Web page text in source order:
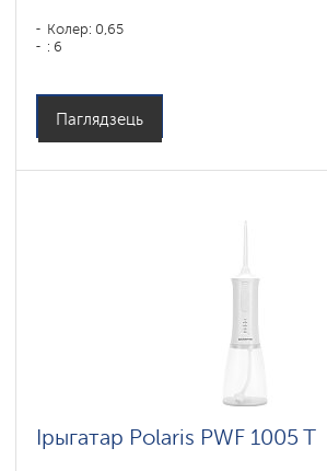
Колер: 0,65
: 6
Паглядзець
Ірыгатар Polaris PWF 1005 T